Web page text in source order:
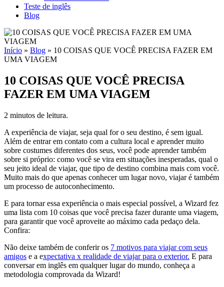
Teste de inglês
Blog
Início » Blog » 10 COISAS QUE VOCÊ PRECISA FAZER EM
UMA VIAGEM
10 COISAS QUE VOCÊ PRECISA
FAZER EM UMA VIAGEM
2 minutos de leitura.
A experiência de viajar, seja qual for o seu destino, é sem igual.
Além de entrar em contato com a cultura local e aprender muito
sobre costumes diferentes dos seus, você pode aprender também
sobre si próprio: como você se vira em situações inesperadas, qual o
seu jeito ideal de viajar, que tipo de destino combina mais com você.
Muito mais do que apenas conhecer um lugar novo, viajar é também
um processo de autoconhecimento.
E para tornar essa experiência o mais especial possível, a Wizard fez
uma lista com 10 coisas que você precisa fazer durante uma viagem,
para garantir que você aproveite ao máximo cada pedaço dela.
Confira:
Não deixe também de conferir os 7 motivos para viajar com seus
amigos e a expectativa x realidade de viajar para o exterior. E para
conversar em inglês em qualquer lugar do mundo, conheça a
metodologia comprovada da Wizard!